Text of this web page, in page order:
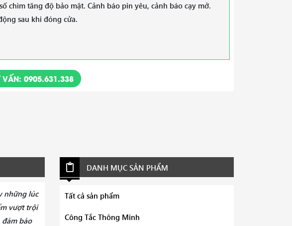
chìm tăng độ bảo mật. Cảnh báo pin yêu, cảnh báo cạy mở.
sau khi đóng cửa.
VẤN: 0905.631.338
những lúc
vượt trội
bảo
DANH MỤC SẢN PHẨM
Tất cả sản phẩm
Công Tắc Thông Minh